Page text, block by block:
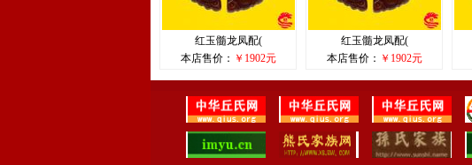
红玉髓龙凤配(
本店售价： ￥1902元
红玉髓龙凤配(
本店售价： ￥1902元